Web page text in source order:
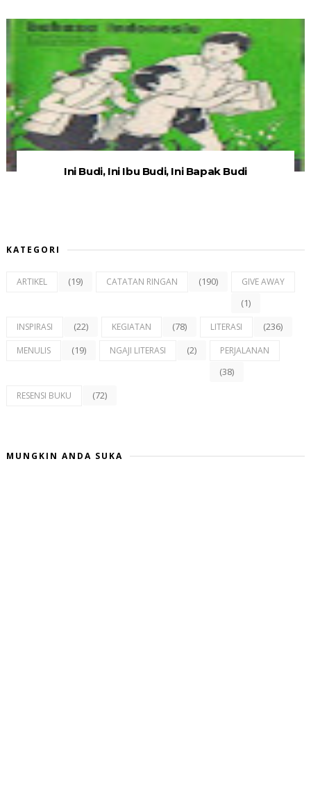
Ini Budi, Ini Ibu Budi, Ini Bapak Budi
KATEGORI
ARTIKEL (19) CATATAN RINGAN (190) GIVE AWAY
(1)
INSPIRASI (22) KEGIATAN (78) LITERASI (236)
MENULIS (19) NGAJI LITERASI (2) PERJALANAN
(38)
RESENSI BUKU (72)
MUNGKIN ANDA SUKA